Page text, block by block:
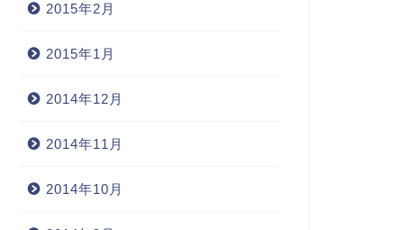
2015年2月
2015年1月
2014年12月
2014年11月
2014年10月